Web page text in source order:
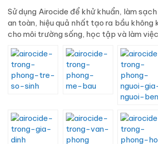
Sử dụng Airocide để khử khuẩn, làm
an toàn, hiệu quả nhất tạo ra bầu không
cho môi trường sống, học tập và làm